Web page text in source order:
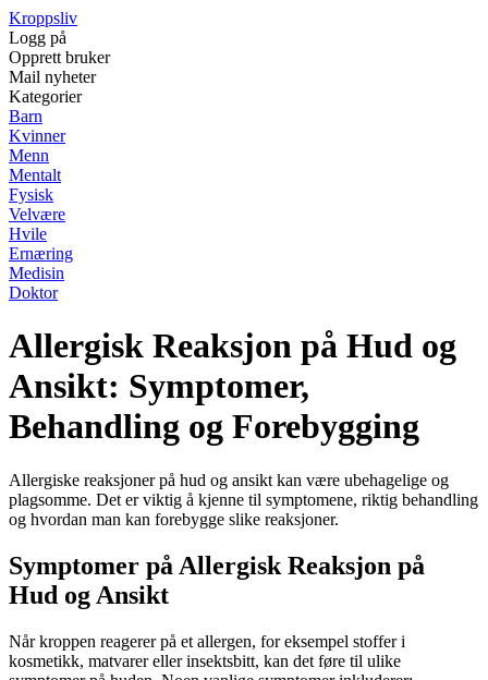
Kroppsliv
Logg på
Opprett bruker
Mail nyheter
Kategorier
Barn
Kvinner
Menn
Mentalt
Fysisk
Velvære
Hvile
Ernæring
Medisin
Doktor
Allergisk Reaksjon på Hud og
Ansikt: Symptomer,
Behandling og Forebygging
Allergiske reaksjoner på hud og ansikt kan være ubehagelige og
plagsomme. Det er viktig å kjenne til symptomene, riktig behandling
og hvordan man kan forebygge slike reaksjoner.
Symptomer på Allergisk Reaksjon på
Hud og Ansikt
Når kroppen reagerer på et allergen, for eksempel stoffer i
kosmetikk, matvarer eller insektsbitt, kan det føre til ulike